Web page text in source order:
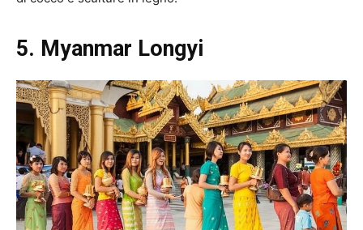
5. Myanmar Longyi